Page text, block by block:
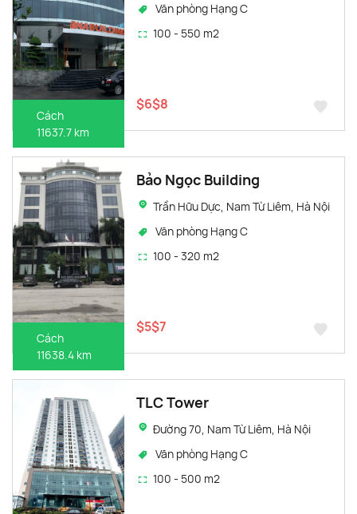
Cách
11637.7 km
Văn phòng Hạng C
100 - 550 m2
$6$8
Cách
11638.4 km
Bảo Ngọc Building
Trần Hữu Dực, Nam Từ Liêm, Hà Nội
Văn phòng Hạng C
100 - 320 m2
$5$7
TLC Tower
Đường 70, Nam Từ Liêm, Hà Nội
Văn phòng Hạng C
100 - 500 m2